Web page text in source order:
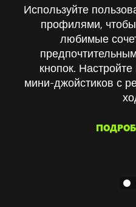
Используйте
профилями,
любимые
кнопок.
мини-джойстиков с